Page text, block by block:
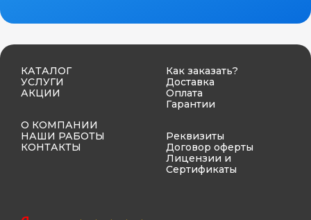
КАТАЛОГ
УСЛУГИ
АКЦИИ
О КОМПАНИИ
НАШИ РАБОТЫ
КОНТАКТЫ
Как заказать?
Доставка
Оплата
Гарантии
Реквизиты
Договор оферты
Лицензии и
Сертификаты